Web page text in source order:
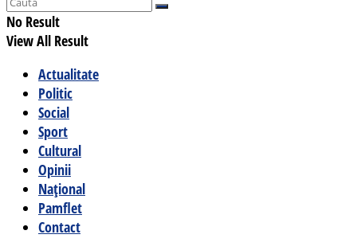
No Result
View All Result
Actualitate
Politic
Social
Sport
Cultural
Opinii
Național
Pamflet
Contact